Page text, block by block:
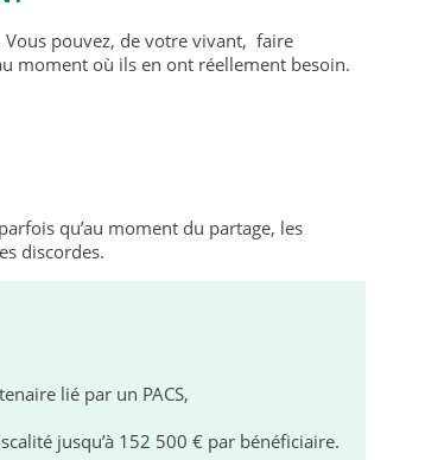
pouvez, de votre vivant, faire
moment où ils en ont réellement besoin.
qu’au moment du partage, les
discordes.
lié par un PACS,
jusqu’à 152 500 € par bénéficiaire.